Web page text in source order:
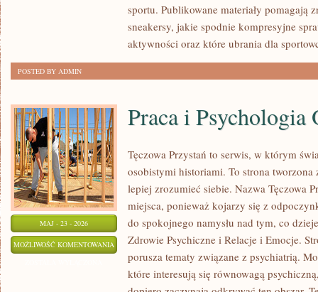
sportu. Publikowane materiały pomagają
sneakersy, jakie spodnie kompresyjne
aktywności oraz które ubrania dla
POSTED BY ADMIN
MAJ - 23 - 2026
MOŻLIWOŚĆ KOMENTOWANIA PRACA
PSYCHOLOGIA
Praca i Psychologia
Tęczowa Przystań to serwis, w którym
osobistymi historiami. To strona tworzona
lepiej zrozumieć siebie. Nazwa Tęczowa
miejsca, ponieważ kojarzy się z
do spokojnego namysłu nad tym, co
Zdrowie Psychiczne i Relacje i Emocje.
porusza tematy związane z psychiatrią.
które interesują się równowagą